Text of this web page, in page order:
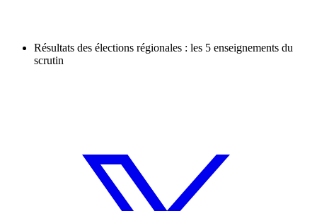
Résultats des élections régionales : les 5 enseignements du
scrutin